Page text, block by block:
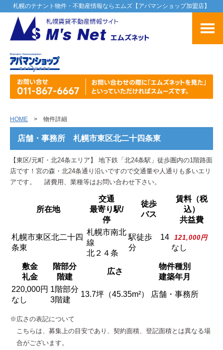
札幌のテナント物件・不動産情報ならエムズ【アパマンショップ加盟店】
HOME > 物件詳細
店舗・事務所 札幌市東区北二十四条東
【東区/元町・北24条エリア】 地下鉄「北24条駅」徒歩圏内の1階路面
店です！宮の森・北24条通り沿いですので交通量や人通りも多いエリ
アです。 諸費用、業種等はお問い合わせ下さい。
所在地
交通
最寄り駅/
停
徒歩
バス
賃料（税
込）
共益費
札幌市東区北二十四
条東
札幌市南北
線
北２４条
駅徒歩 14
分
121,000円
なし
敷金
礼金
階部分
階建
広さ
物件種別
建築年月
220,000円
なし
1階部分
3階建
13.7坪（45.35m²） 店舗・事務所
※広さの表記について
こちらは、募集上の目安であり、契約面積、登記面積とは異なる場
合がございます。